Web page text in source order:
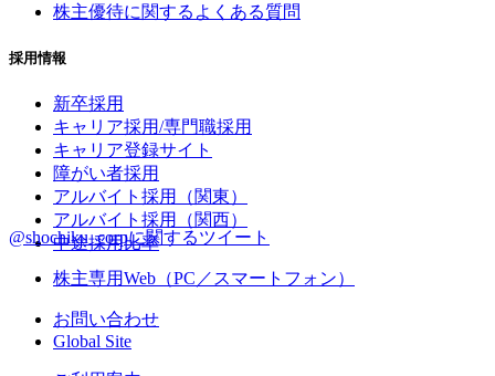
株主優待に関するよくある質問
採用情報
新卒採用
キャリア採用/専門職採用
キャリア登録サイト
障がい者採用
アルバイト採用（関東）
アルバイト採用（関西）
中途採用比率
@shochiku_corpに関するツイート
株主専用Web（PC／スマートフォン）
お問い合わせ
Global Site